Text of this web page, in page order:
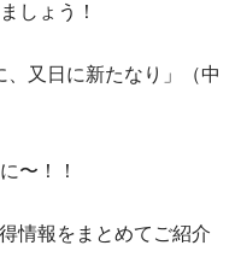
しょう！
、又日に新たなり」（中
〜！！
情報をまとめてご紹介